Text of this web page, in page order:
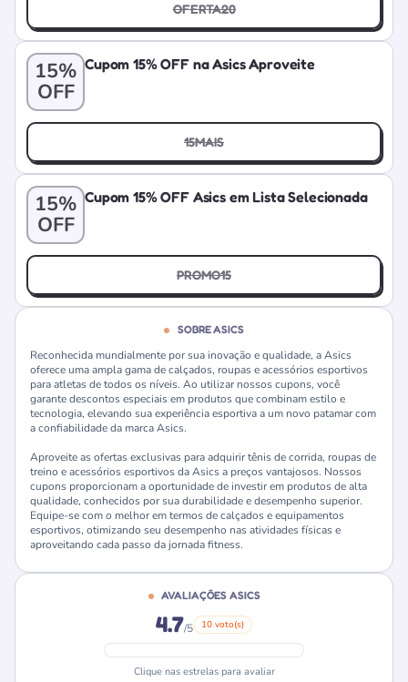
OFERTA20
15%
OFF
Cupom 15% OFF na Asics Aproveite
15MAIS
15%
OFF
Cupom 15% OFF Asics em Lista Selecionada
PROMO15
SOBRE ASICS
Reconhecida mundialmente por sua inovação e qualidade, a Asics
oferece uma ampla gama de calçados, roupas e acessórios esportivos
para atletas de todos os níveis. Ao utilizar nossos cupons, você
garante descontos especiais em produtos que combinam estilo e
tecnologia, elevando sua experiência esportiva a um novo patamar com
a confiabilidade da marca Asics.
Aproveite as ofertas exclusivas para adquirir tênis de corrida, roupas de
treino e acessórios esportivos da Asics a preços vantajosos. Nossos
cupons proporcionam a oportunidade de investir em produtos de alta
qualidade, conhecidos por sua durabilidade e desempenho superior.
Equipe-se com o melhor em termos de calçados e equipamentos
esportivos, otimizando seu desempenho nas atividades físicas e
aproveitando cada passo da jornada fitness.
AVALIAÇÕES ASICS
4.7/5 10 voto(s)
Clique nas estrelas para avaliar